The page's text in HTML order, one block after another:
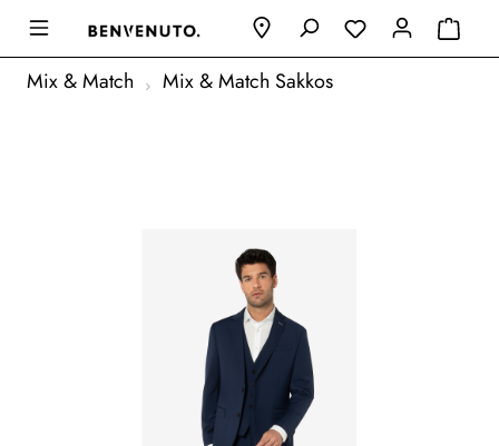
Mix & Match Mix & Match Sakkos